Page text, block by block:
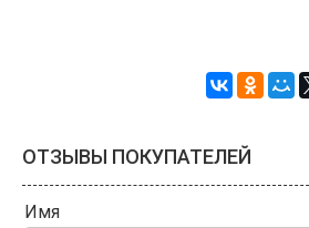
ОТЗЫВЫ ПОКУПАТЕЛЕЙ
Имя